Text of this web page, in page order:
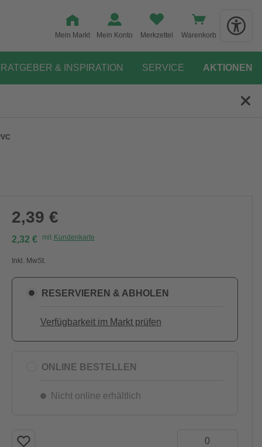
Mein Markt Mein Konto Merkzettel Warenkorb
RATGEBER & INSPIRATION SERVICE AKTIONEN
2,39 €
2,32 € mit Kundenkarte
Inkl. MwSt.
RESERVIEREN & ABHOLEN
Verfügbarkeit im Markt prüfen
ONLINE BESTELLEN
Nicht online erhältlich